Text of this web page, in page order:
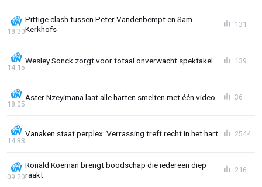
Pittige clash tussen Peter Vandenbempt en Sam
Kerkhofs
18:30
131
Wesley Sonck zorgt voor totaal onverwacht spektakel
14:15
139
Aster Nzeyimana laat alle harten smelten met één video
18:05
36
Vanaken staat perplex: Verrassing treft recht in het hart
14:33
2544
Ronald Koeman brengt boodschap die iedereen diep
raakt
09:20
216